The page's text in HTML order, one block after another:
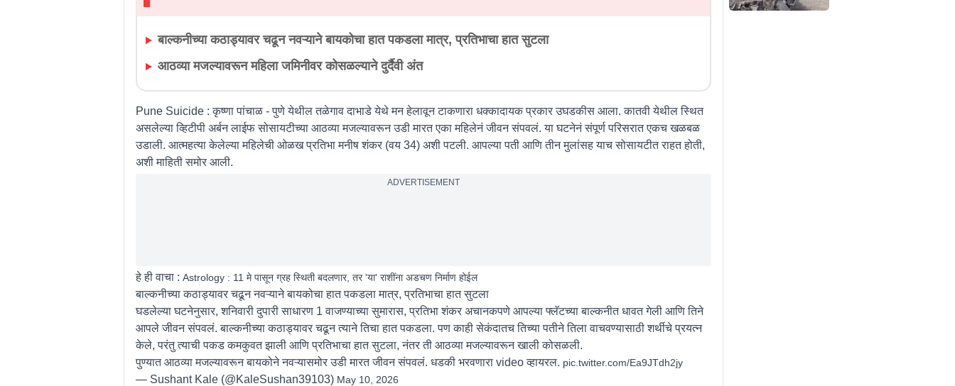
बाल्कनीच्या कठाड्यावर चढून नवऱ्याने बायकोचा हात पकडला मात्र, प्रतिभाचा हात सुटला
आठव्या मजल्यावरून महिला जमिनीवर कोसळल्याने दुर्दैवी अंत
Pune Suicide : कृष्णा पांचाळ -पुणे येथील तळेगाव दाभाडे येथे मन हेलावून टाकणारा धक्कादायक प्रकार उघडकीस आला. कातवी येथील स्थित
असलेल्या व्हिटीपी अर्बन लाईफ सोसायटीच्या आठव्या मजल्यावरून उडी मारत एका महिलेनं जीवन संपवलं. या घटनेनं संपूर्ण परिसरात एकच खळबळ
उडाली. आत्महत्या केलेल्या महिलेची ओळख प्रतिभा मनीष शंकर (वय 34) अशी पटली. आपल्या पती आणि तीन मुलांसह याच सोसायटीत राहत होती,
अशी माहिती समोर आली.
ADVERTISEMENT
हे ही वाचा : Astrology : 11 मे पासून ग्रह स्थिती बदलणार, तर 'या' राशींना अडचण निर्माण होईल
बाल्कनीच्या कठाड्यावर चढून नवऱ्याने बायकोचा हात पकडला मात्र, प्रतिभाचा हात सुटला
घडलेल्या घटनेनुसार, शनिवारी दुपारी साधारण 1 वाजण्याच्या सुमारास, प्रतिभा शंकर अचानकपणे आपल्या फ्लॅटच्या बाल्कनीत धावत गेली आणि तिने
आपले जीवन संपवलं. बाल्कनीच्या कठाड्यावर चढून त्याने तिचा हात पकडला. पण काही सेकंदातच तिच्या पतीने तिला वाचवण्यासाठी शर्थीचे प्रयत्न
केले, परंतु त्याची पकड कमकुवत झाली आणि प्रतिभाचा हात सुटला, नंतर ती आठव्या मजल्यावरून खाली कोसळली.
पुण्यात आठव्या मजल्यावरून बायकोने नवऱ्यासमोर उडी मारत जीवन संपवलं. धडकी भरवणारा video व्हायरल. pic.twitter.com/Ea9JTdh2jy
— Sushant Kale (@KaleSushan39103) May 10, 2026